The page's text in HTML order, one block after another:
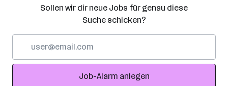
Sollen wir dir neue Jobs für genau diese
Suche schicken?
Adresse
Job-Alarm anlegen